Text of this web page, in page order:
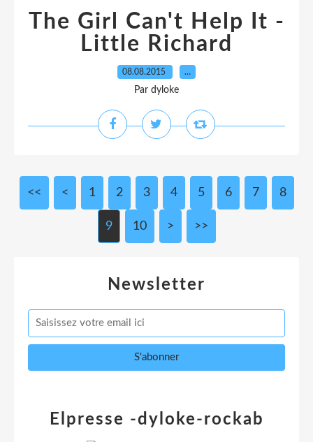
The Girl Can't Help It -
Little Richard
08.08.2015 …
Par dyloke
<< < 1 2 3 4 5 6 7 8
9 10 > >>
Newsletter
Elpresse -dyloke-rockab